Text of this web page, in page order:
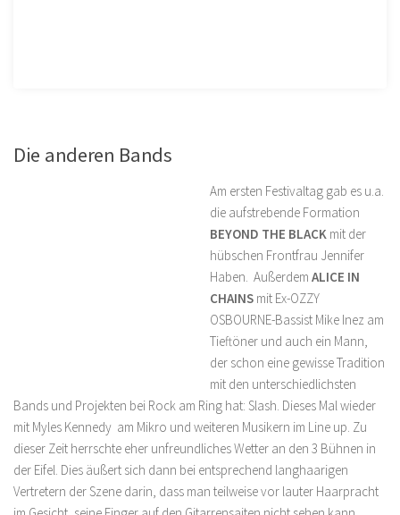
Die anderen Bands
Am ersten Festivaltag gab es u.a.
die aufstrebende Formation
BEYOND THE BLACK mit der
hübschen Frontfrau Jennifer
Haben. Außerdem ALICE IN
CHAINS mit Ex-OZZY
OSBOURNE-Bassist Mike Inez am
Tieftöner und auch ein Mann,
der schon eine gewisse Tradition
mit den unterschiedlichsten
Bands und Projekten bei Rock am Ring hat: Slash. Dieses Mal wieder
mit Myles Kennedy am Mikro und weiteren Musikern im Line up. Zu
dieser Zeit herrschte eher unfreundliches Wetter an den 3 Bühnen in
der Eifel. Dies äußert sich dann bei entsprechend langhaarigen
Vertretern der Szene darin, dass man teilweise vor lauter Haarpracht